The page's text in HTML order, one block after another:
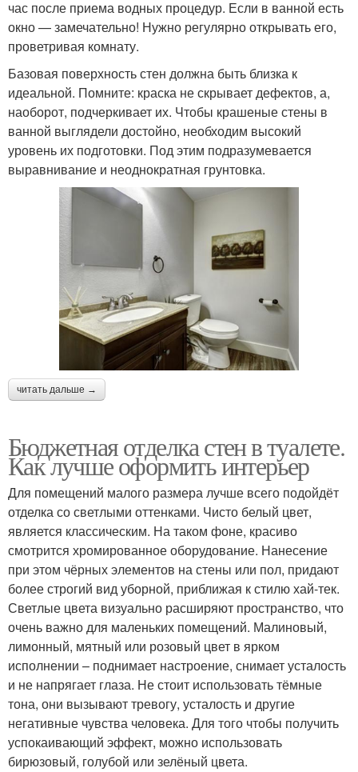
час после приема водных процедур. Если в ванной есть
окно — замечательно! Нужно регулярно открывать его,
проветривая комнату.
Базовая поверхность стен должна быть близка к
идеальной. Помните: краска не скрывает дефектов, а,
наоборот, подчеркивает их. Чтобы крашеные стены в
ванной выглядели достойно, необходим высокий
уровень их подготовки. Под этим подразумевается
выравнивание и неоднократная грунтовка.
читать дальше →
Бюджетная отделка стен в туалете.
Как лучше оформить интерьер
Для помещений малого размера лучше всего подойдёт
отделка со светлыми оттенками. Чисто белый цвет,
является классическим. На таком фоне, красиво
смотрится хромированное оборудование. Нанесение
при этом чёрных элементов на стены или пол, придают
более строгий вид уборной, приближая к стилю хай-тек.
Светлые цвета визуально расширяют пространство, что
очень важно для маленьких помещений. Малиновый,
лимонный, мятный или розовый цвет в ярком
исполнении – поднимает настроение, снимает усталость
и не напрягает глаза. Не стоит использовать тёмные
тона, они вызывают тревогу, усталость и другие
негативные чувства человека. Для того чтобы получить
успокаивающий эффект, можно использовать
бирюзовый, голубой или зелёный цвета.